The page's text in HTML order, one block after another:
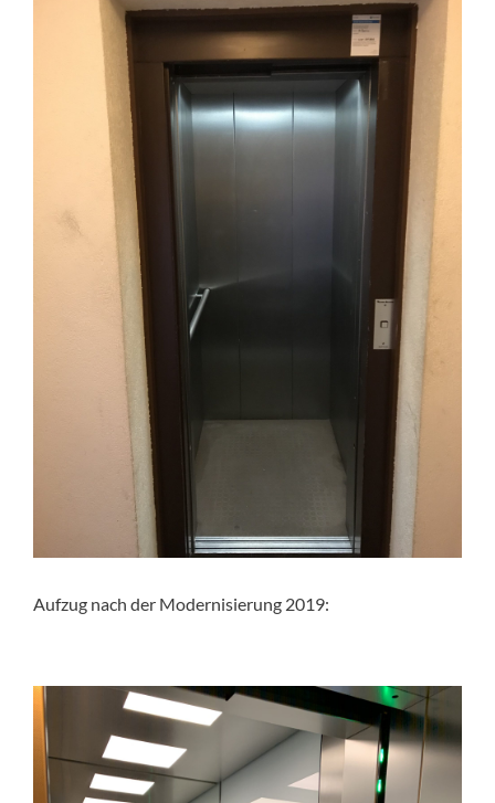
Aufzug nach der Modernisierung 2019: